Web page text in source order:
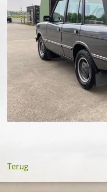
Terug